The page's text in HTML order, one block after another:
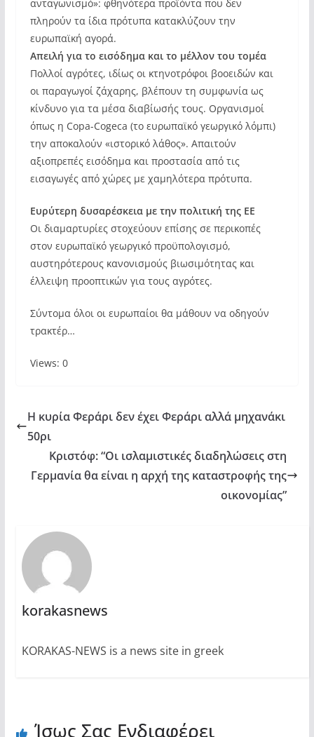
ανταγωνισμό»: φθηνότερα προϊόντα που δεν
πληρούν τα ίδια πρότυπα κατακλύζουν την
ευρωπαϊκή αγορά.
Απειλή για το εισόδημα και το μέλλον του τομέα
Πολλοί αγρότες, ιδίως οι κτηνοτρόφοι βοοειδών και
οι παραγωγοί ζάχαρης, βλέπουν τη συμφωνία ως
κίνδυνο για τα μέσα διαβίωσής τους. Οργανισμοί
όπως η Copa-Cogeca (το ευρωπαϊκό γεωργικό λόμπι)
την αποκαλούν «ιστορικό λάθος». Απαιτούν
αξιοπρεπές εισόδημα και προστασία από τις
εισαγωγές από χώρες με χαμηλότερα πρότυπα.
Ευρύτερη δυσαρέσκεια με την πολιτική της ΕΕ
Οι διαμαρτυρίες στοχεύουν επίσης σε περικοπές
στον ευρωπαϊκό γεωργικό προϋπολογισμό,
αυστηρότερους κανονισμούς βιωσιμότητας και
έλλειψη προοπτικών για τους αγρότες.
Σύντομα όλοι οι ευρωπαίοι θα μάθουν να οδηγούν
τρακτέρ…
Views: 0
Η κυρία Φεράρι δεν έχει Φεράρι αλλά μηχανάκι
50ρι
Κριστόφ: “Οι ισλαμιστικές διαδηλώσεις στη
Γερμανία θα είναι η αρχή της καταστροφής της
οικονομίας”
korakasnews
KORAKAS-NEWS is a news site in greek
Ίσως Σας Ενδιαφέρει